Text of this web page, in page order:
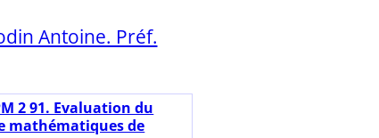
Antoine. Préf.
2 91. Evaluation du
mathématiques de